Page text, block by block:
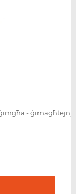
- ġimagħtejn)